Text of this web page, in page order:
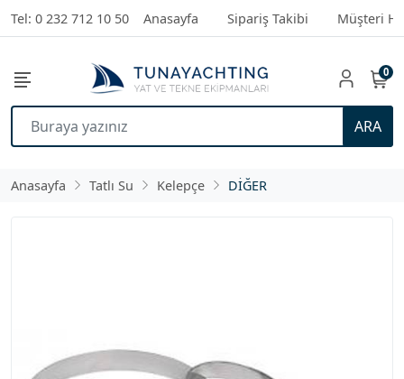
Tel: 0 232 712 10 50 Anasayfa Sipariş Takibi Müşteri
ARA
0
Anasayfa Tatlı Su Kelepçe DİĞER